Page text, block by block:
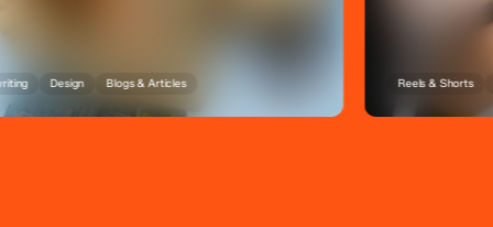
Design Blogs & Articles Reels & Shorts Filming